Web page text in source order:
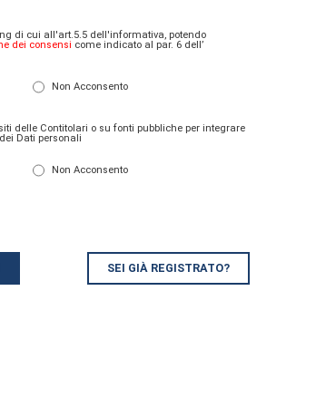
di cui all'art.5.5 dell'informativa, potendo
dei consensi come indicato al par. 6 dell’
Non Acconsento
delle Contitolari o su fonti pubbliche per integrare
Dati personali
Non Acconsento
SEI GIÀ REGISTRATO?